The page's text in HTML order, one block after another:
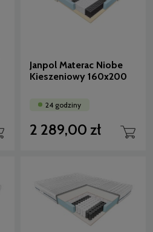
Janpol Materac Niobe
Kieszeniowy 160x200
24 godziny
2 289,00 zł